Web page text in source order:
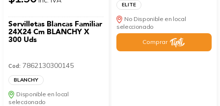
Servilletas Blancas Familiar
24X24 Cm BLANCHY X
300 Uds
Cod: 7862130300145
BLANCHY
Disponible en local
seleccionado
ELITE
No Disponible en local
seleccionado
Comprar